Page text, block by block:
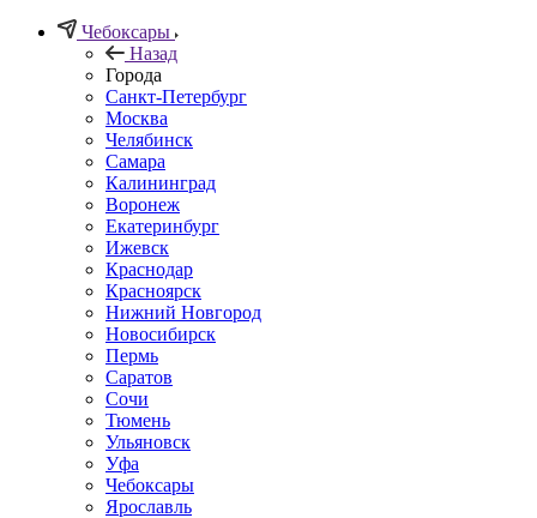
Чебоксары
Назад
Города
Санкт-Петербург
Москва
Челябинск
Самара
Калининград
Воронеж
Екатеринбург
Ижевск
Краснодар
Красноярск
Нижний Новгород
Новосибирск
Пермь
Саратов
Сочи
Тюмень
Ульяновск
Уфа
Чебоксары
Ярославль